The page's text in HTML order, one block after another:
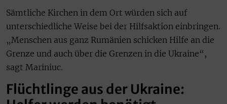
Sämtliche Kirchen in dem Ort würden sich auf
unterschiedliche Weise bei der Hilfsaktion einbringen.
„Menschen aus ganz Rumänien schicken Hilfe an die
Grenze und auch über die Grenzen in die Ukraine“,
sagt Mariniuc.
Flüchtlinge aus der Ukraine: